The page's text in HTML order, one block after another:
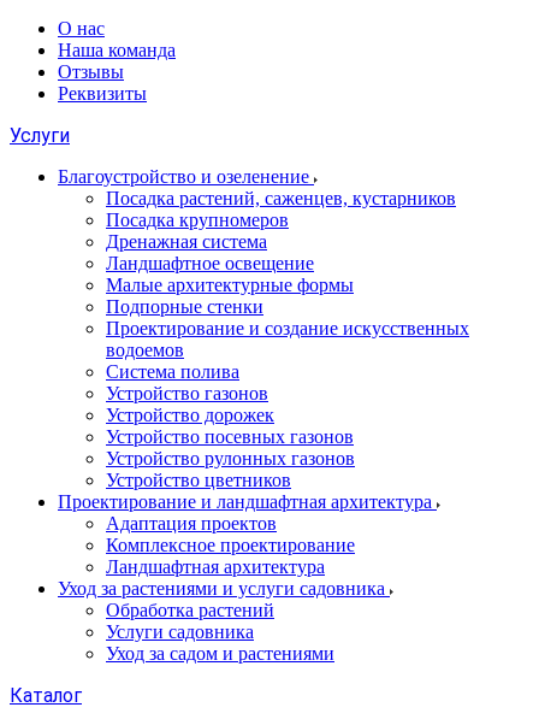
О нас
Наша команда
Отзывы
Реквизиты
Услуги
Благоустройство и озеленение
Посадка растений, саженцев, кустарников
Посадка крупномеров
Дренажная система
Ландшафтное освещение
Малые архитектурные формы
Подпорные стенки
Проектирование и создание искусственных
водоемов
Система полива
Устройство газонов
Устройство дорожек
Устройство посевных газонов
Устройство рулонных газонов
Устройство цветников
Проектирование и ландшафтная архитектура
Адаптация проектов
Комплексное проектирование
Ландшафтная архитектура
Уход за растениями и услуги садовника
Обработка растений
Услуги садовника
Уход за садом и растениями
Каталог